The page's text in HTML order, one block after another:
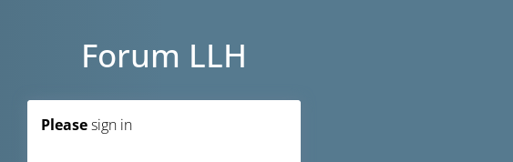
Forum LLH
Pleasesign in